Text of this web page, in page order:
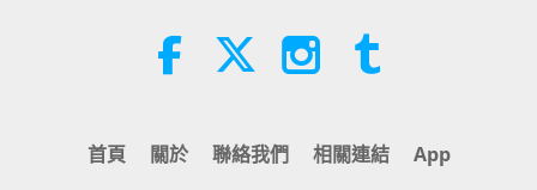
3:40
四至六月（二集之一）
世界各地純素趨勢新聞，二○二六年
首頁 關於 聯絡我們 相關連結 App